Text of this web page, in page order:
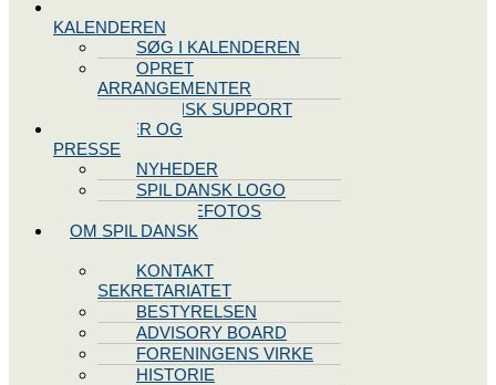
KALENDEREN
SØG I KALENDEREN
OPRET
ARRANGEMENTER
TEKNISK SUPPORT
NYHEDER OG
PRESSE
NYHEDER
SPIL DANSK LOGO
PRESSEFOTOS
OM SPIL DANSK
KONTAKT
SEKRETARIATET
BESTYRELSEN
ADVISORY BOARD
FORENINGENS VIRKE
HISTORIE